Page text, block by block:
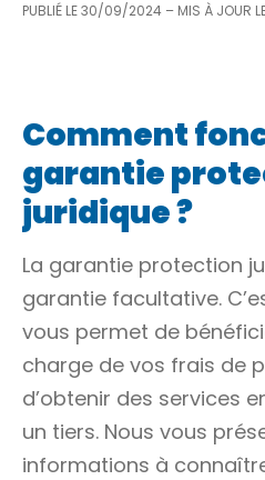
PUBLIÉ LE30/09/2024 – MIS À JOUR
Comment
garantie
juridique ?
La garantie protection
garantie facultative.
vous permet de
charge de vos frais de
d’obtenir des services
un tiers. Nous vous
informations à